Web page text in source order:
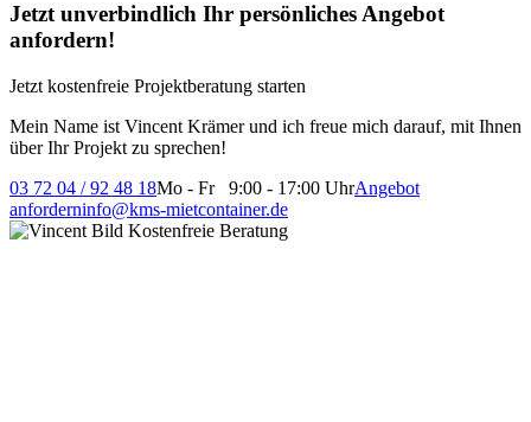
Jetzt unverbindlich Ihr persönliches Angebot
anfordern!
Jetzt kostenfreie Projektberatung starten
Mein Name ist Vincent Krämer und ich freue mich darauf, mit Ihnen
über Ihr Projekt zu sprechen!
03 72 04 / 92 48 18Mo - Fr 9:00 - 17:00 UhrAngebot
anforderninfo@kms-mietcontainer.de